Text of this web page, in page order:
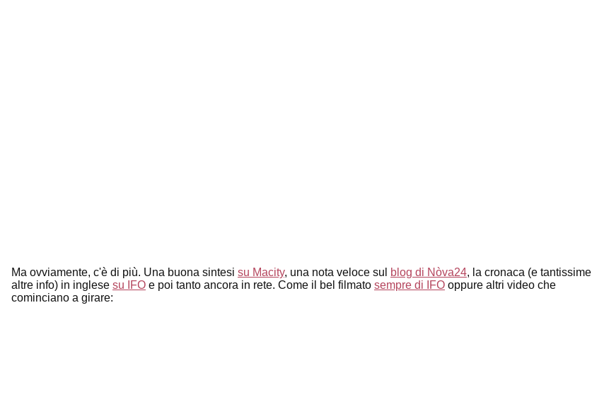
Ma ovviamente, c'è di più. Una buona sintesi su Macity, una nota veloce sul blog di Nòva24, la cronaca (e tantissime
altre info) in inglese su IFO e poi tanto ancora in rete. Come il bel filmato sempre di IFO oppure altri video che
cominciano a girare: